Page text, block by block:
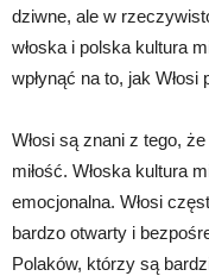
dziwne, ale w
włoska i polska kultura
wpłynąć na to, jak Włosi
Włosi są znani z tego,
miłość. Włoska kultura
emocjonalna. Włosi
bardzo otwarty i
Polaków, którzy są